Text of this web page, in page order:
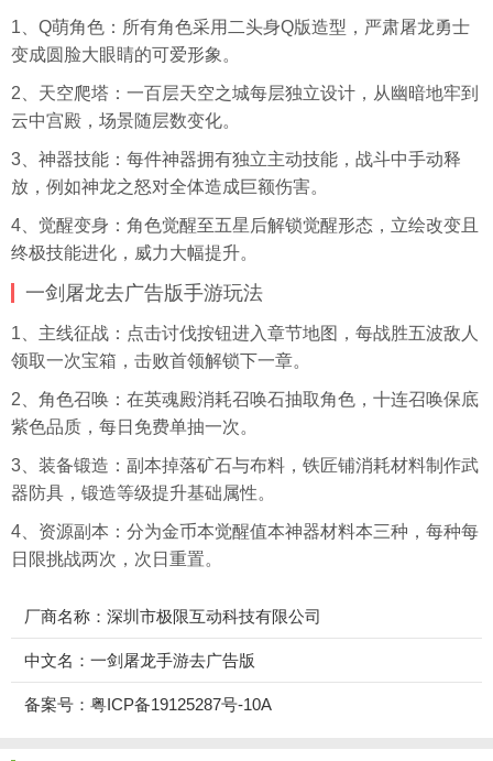
1、Q萌角色：所有角色采用二头身Q版造型，严肃屠龙勇士
变成圆脸大眼睛的可爱形象。
2、天空爬塔：一百层天空之城每层独立设计，从幽暗地牢到
云中宫殿，场景随层数变化。
3、神器技能：每件神器拥有独立主动技能，战斗中手动释
放，例如神龙之怒对全体造成巨额伤害。
4、觉醒变身：角色觉醒至五星后解锁觉醒形态，立绘改变且
终极技能进化，威力大幅提升。
一剑屠龙去广告版手游玩法
1、主线征战：点击讨伐按钮进入章节地图，每战胜五波敌人
领取一次宝箱，击败首领解锁下一章。
2、角色召唤：在英魂殿消耗召唤石抽取角色，十连召唤保底
紫色品质，每日免费单抽一次。
3、装备锻造：副本掉落矿石与布料，铁匠铺消耗材料制作武
器防具，锻造等级提升基础属性。
4、资源副本：分为金币本觉醒值本神器材料本三种，每种每
日限挑战两次，次日重置。
厂商名称：深圳市极限互动科技有限公司
中文名：一剑屠龙手游去广告版
备案号：粤ICP备19125287号-10A